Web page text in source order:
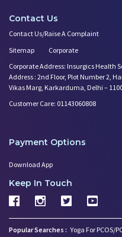
Contact Us
Contact Us/Raise A Complaint
Sitemap
Corporate
Corporate Address: Insurgics Health
Address : 2nd Floor, Plot Number 2,
Vikas Marg, Karkarduma, Delhi –
Customer Care: 01143060808
Payment Options
Download App
Keep In Touch
Popular Searches : Yoga For PCOS/